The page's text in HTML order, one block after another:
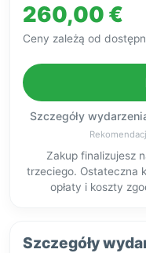
260,00 €
Ceny zależą od
Szczegóły
Zakup finalizujesz
trzeciego. Ostateczna
opłaty i koszty
Szczegóły